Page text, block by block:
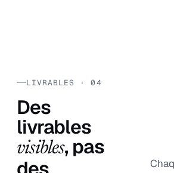
LIVRABLES · 04
Des
livrables
visibles, pas